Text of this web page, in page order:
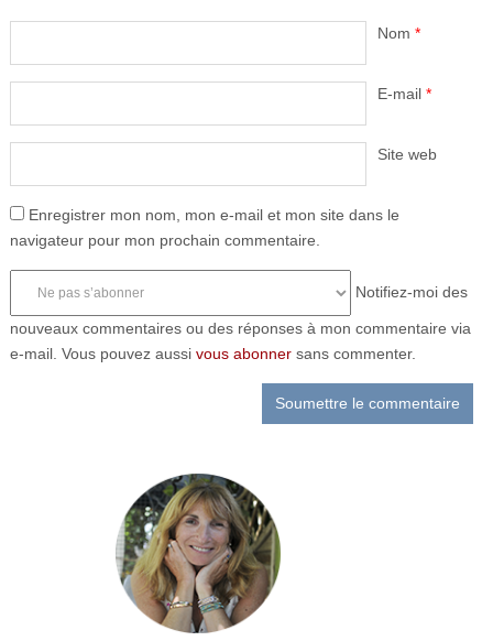
Nom *
E-mail *
Site web
Enregistrer mon nom, mon e-mail et mon site dans le
navigateur pour mon prochain commentaire.
Notifiez-moi des
nouveaux commentaires ou des réponses à mon commentaire via
e-mail. Vous pouvez aussi vous abonnersans commenter.